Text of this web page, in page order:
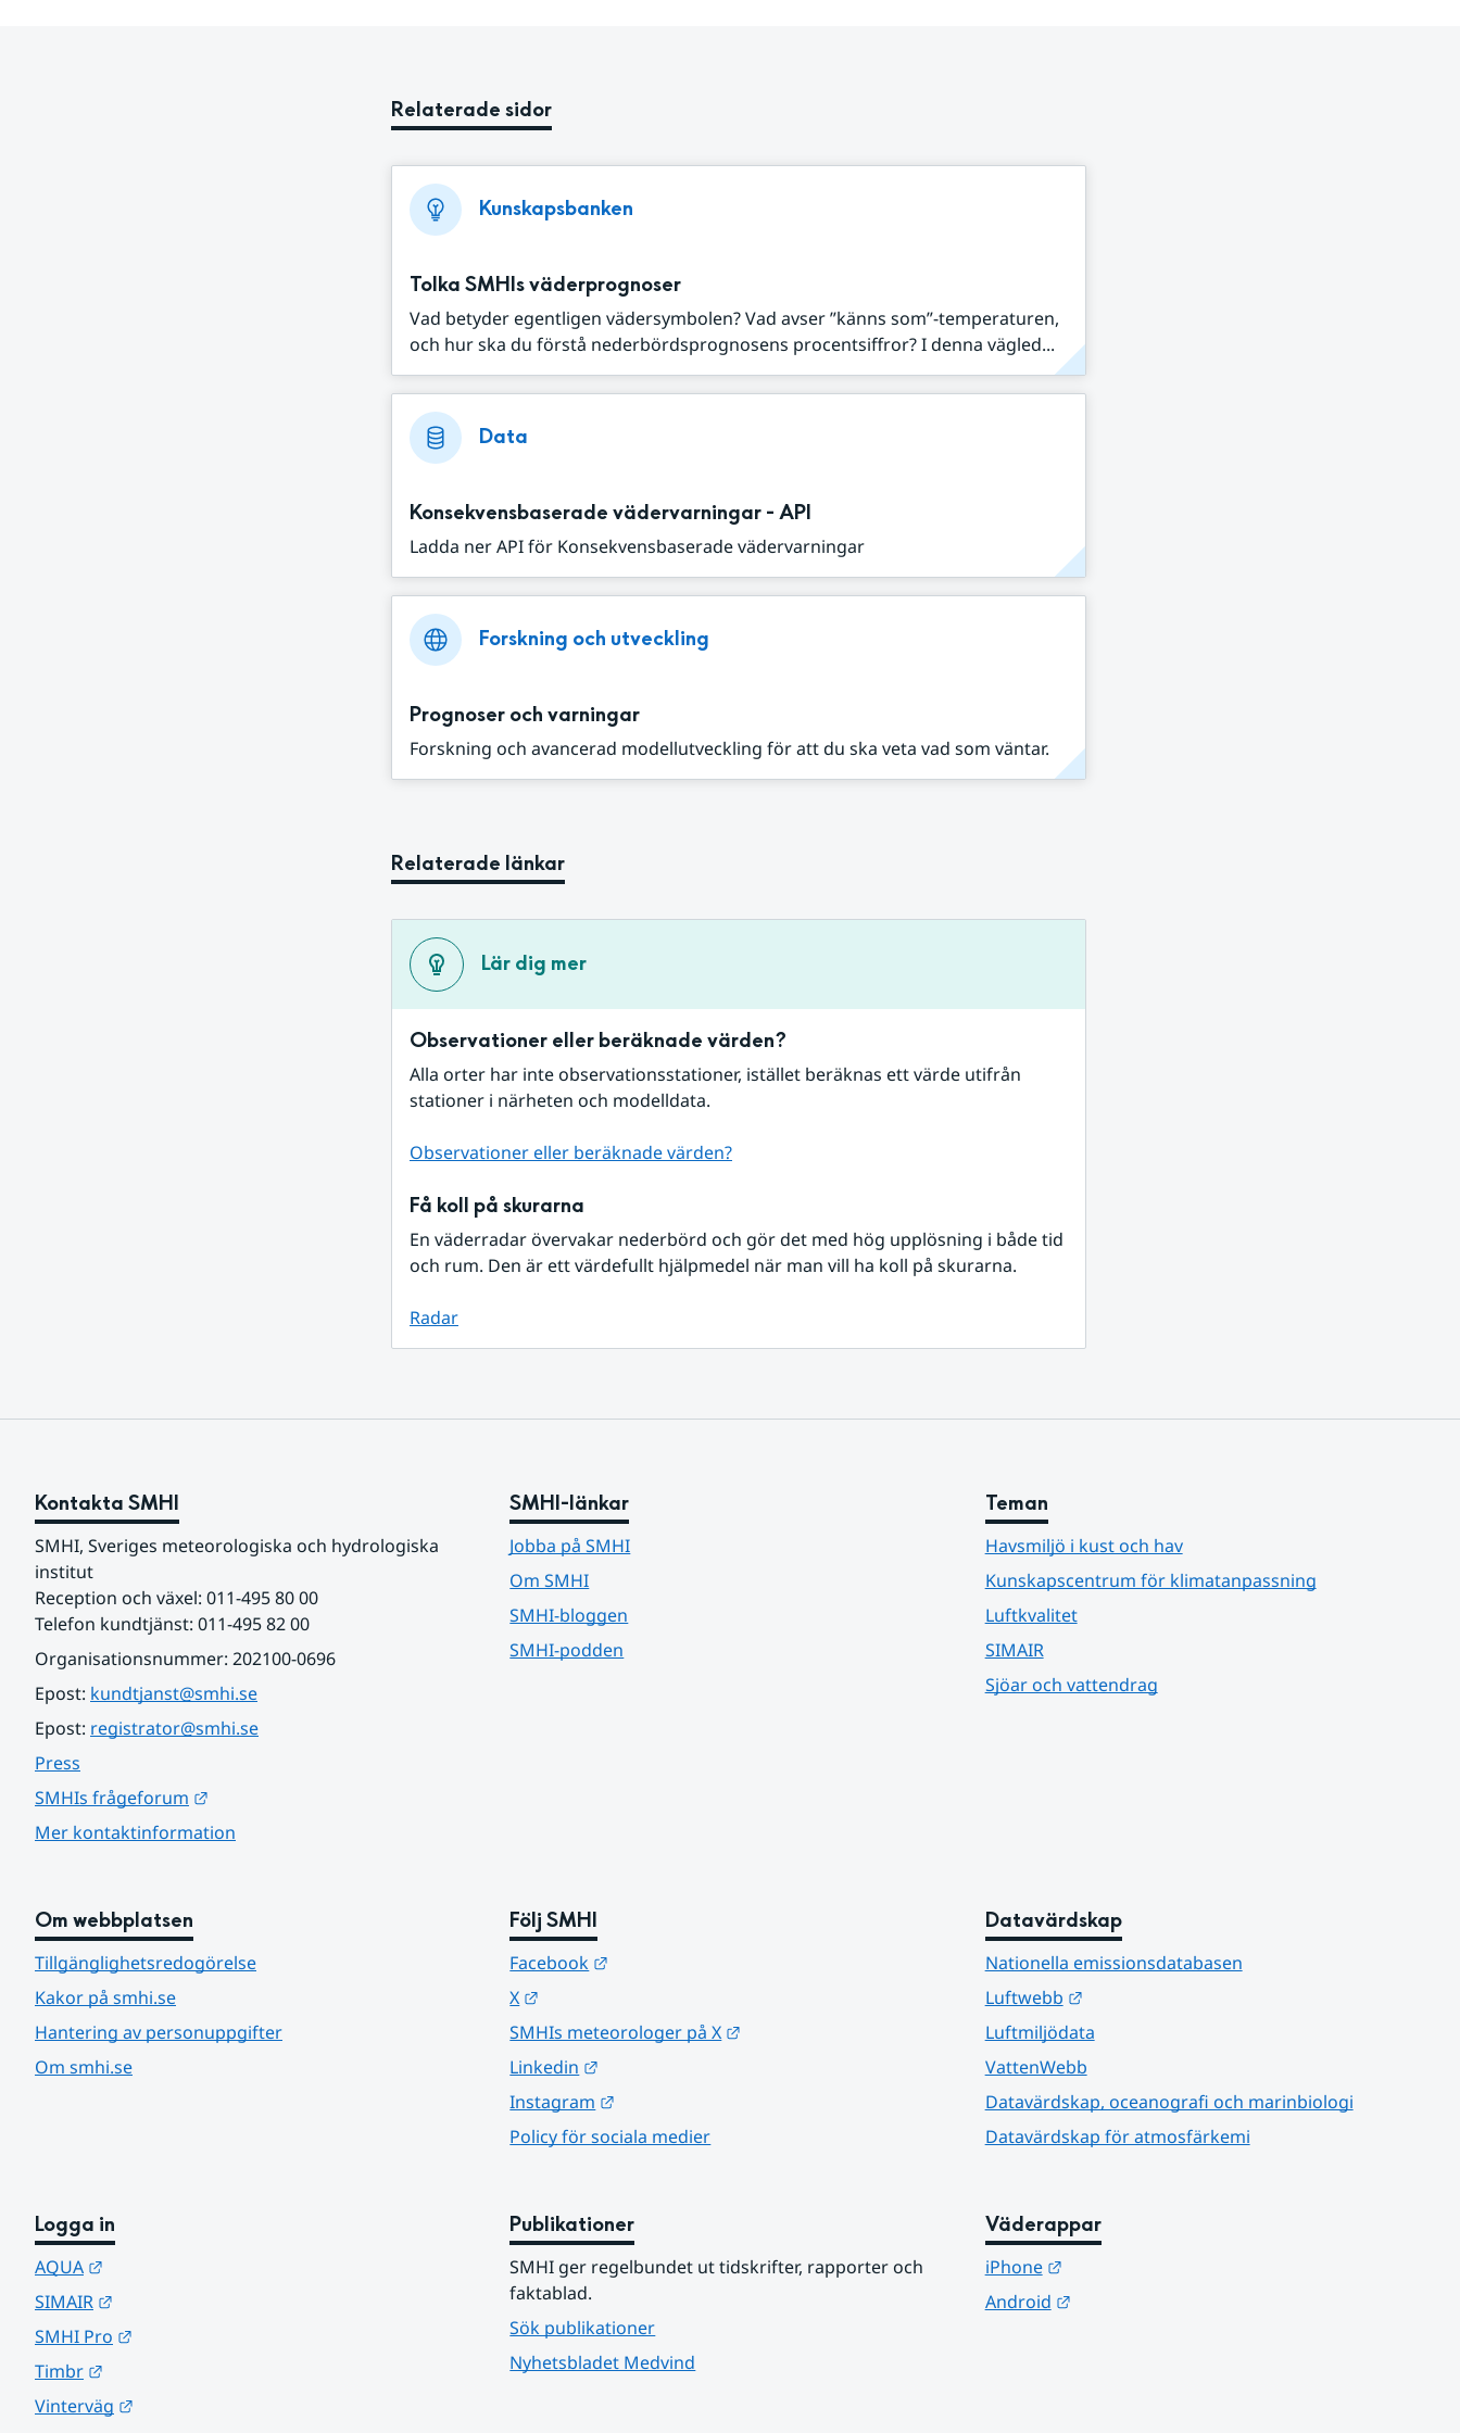
Relaterade sidor
Kunskapsbanken
Tolka SMHIs väderprognoser
Vad betyder egentligen vädersymbolen? Vad avser ”känns som”-temperaturen,
och hur ska du förstå nederbördsprognosens procentsiffror? I denna vägled...
Data
Konsekvensbaserade vädervarningar - API
Ladda ner API för Konsekvensbaserade vädervarningar
Forskning och utveckling
Prognoser och varningar
Forskning och avancerad modellutveckling för att du ska veta vad som väntar.
Relaterade länkar
Lär dig mer
Observationer eller beräknade värden?
Alla orter har inte observationsstationer, istället beräknas ett värde utifrån
stationer i närheten och modelldata.
Observationer eller beräknade värden?
Få koll på skurarna
En väderradar övervakar nederbörd och gör det med hög upplösning i både tid
och rum. Den är ett värdefullt hjälpmedel när man vill ha koll på skurarna.
Radar
Kontakta SMHI
SMHI, Sveriges meteorologiska och hydrologiska
institut
Reception och växel: 011-495 80 00
Telefon kundtjänst: 011-495 82 00
Organisationsnummer: 202100-0696
Epost: kundtjanst@smhi.se
Epost: registrator@smhi.se
Press
SMHIs frågeforum
Mer kontaktinformation
SMHI-länkar
Jobba på SMHI
Om SMHI
SMHI-bloggen
SMHI-podden
Teman
Havsmiljö i kust och hav
Kunskapscentrum för klimatanpassning
Luftkvalitet
SIMAIR
Sjöar och vattendrag
Om webbplatsen
Tillgänglighetsredogörelse
Kakor på smhi.se
Hantering av personuppgifter
Om smhi.se
Följ SMHI
Facebook
X
SMHIs meteorologer på X
Linkedin
Instagram
Policy för sociala medier
Datavärdskap
Nationella emissionsdatabasen
Luftwebb
Länk till annan webbplats.
Luftmiljödata
VattenWebb
Datavärdskap, oceanografi och marinbiologi
Datavärdskap för atmosfärkemi
Logga in
AQUA
SIMAIR
SMHI Pro
Timbr
Vinterväg
Publikationer
SMHI ger regelbundet ut tidskrifter, rapporter och
faktablad.
Sök publikationer
Nyhetsbladet Medvind
Väderappar
iPhone
Länk till annan webbplats.
Android
Länk till annan webbplats.